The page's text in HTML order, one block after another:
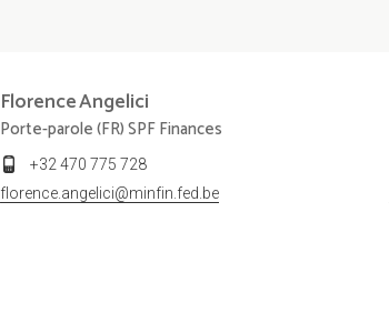
FlorenceAngelici
Porte-parole (FR) SPF Finances
+32 470 775 728
florence.angelici@minfin.fed.be